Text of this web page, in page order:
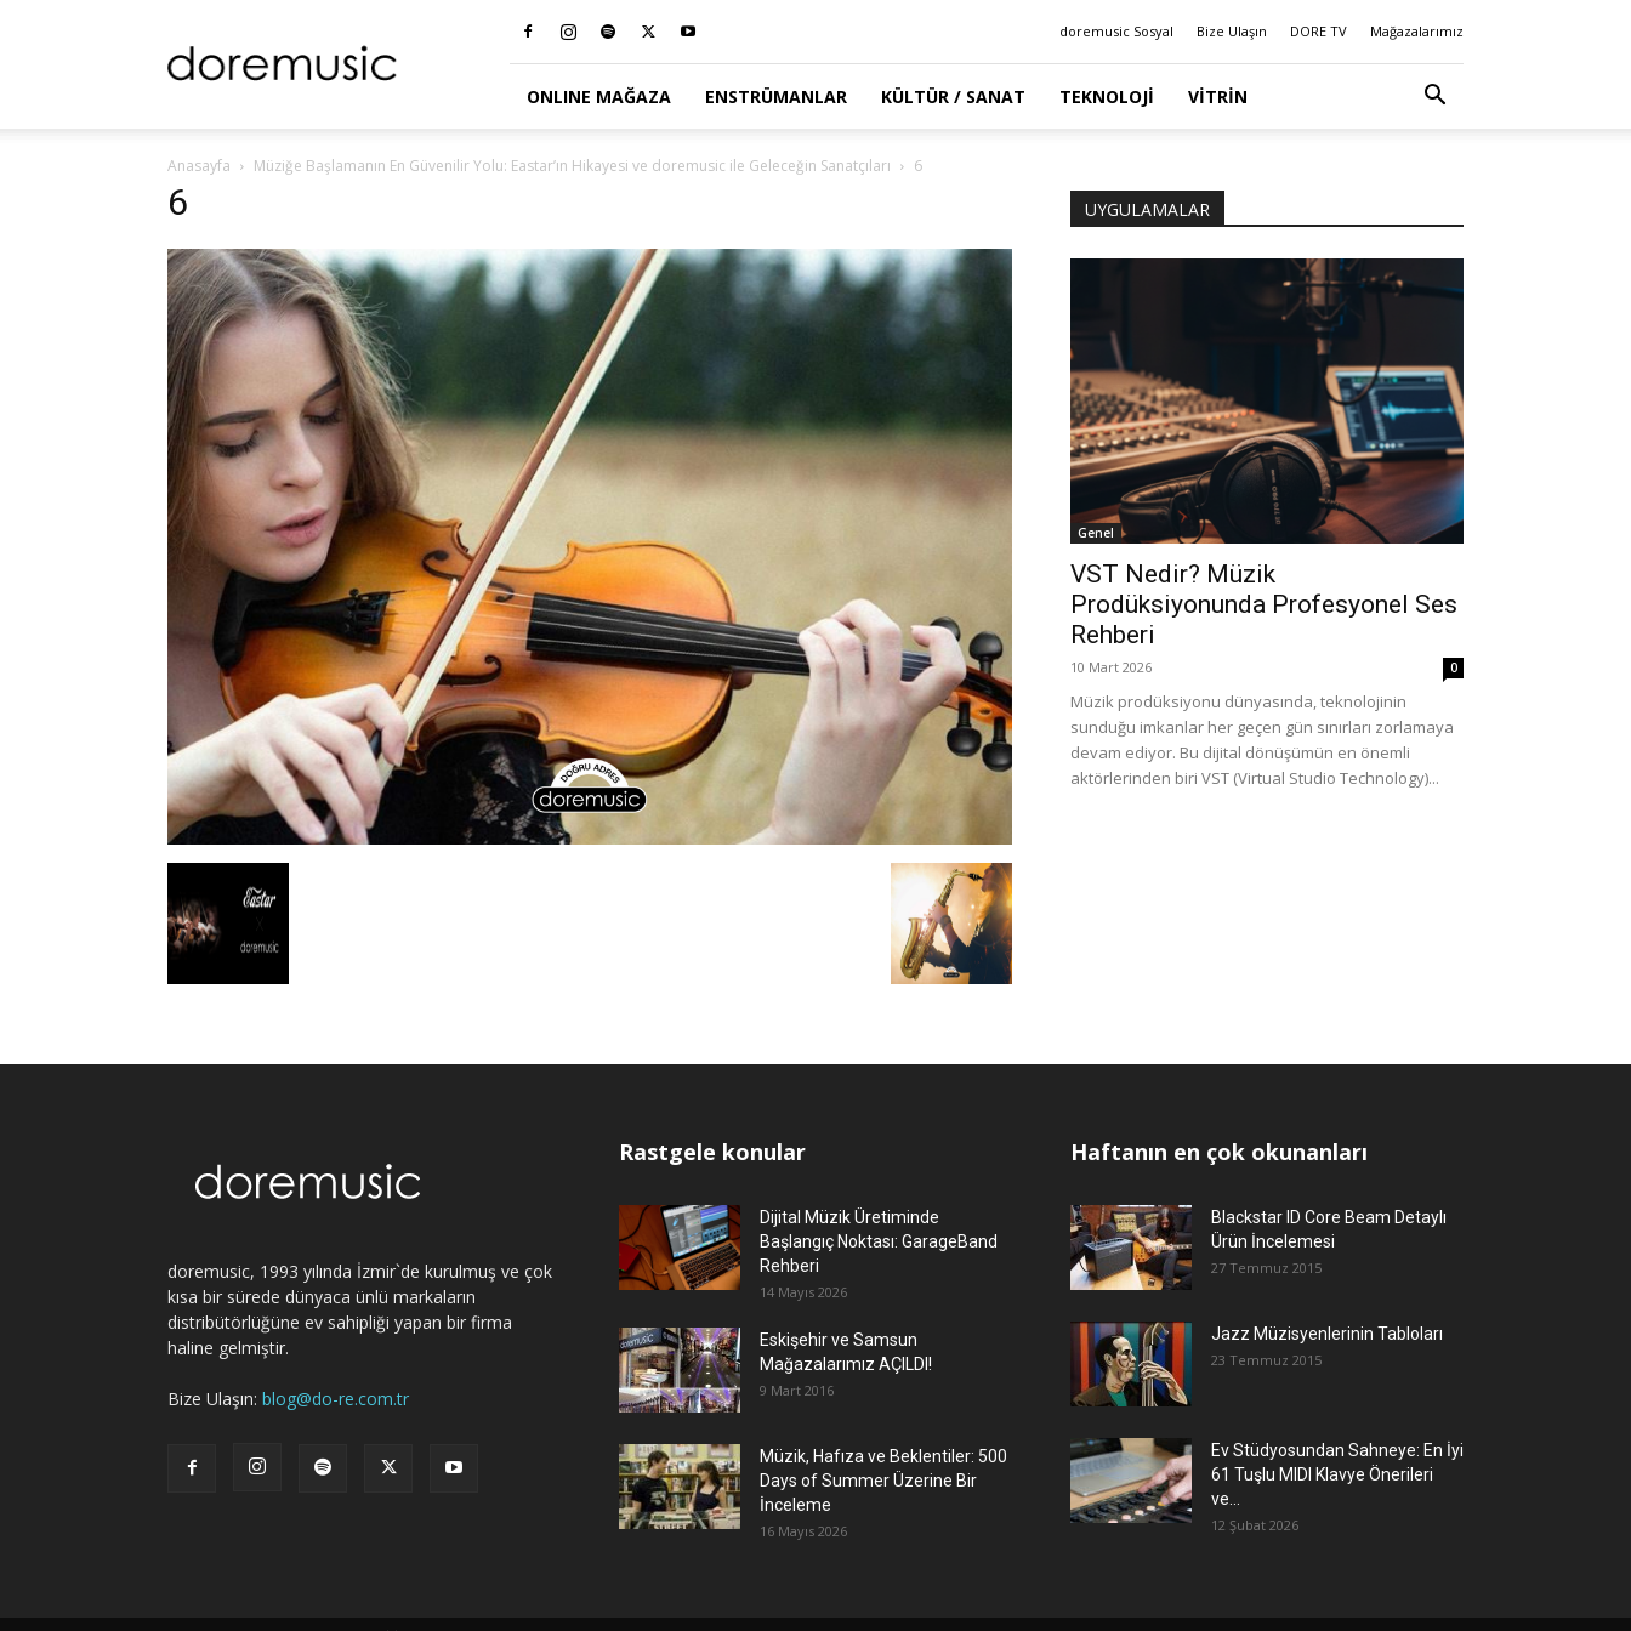
Blog
doremusic Sosyal Bize Ulaşın DORE TV Mağazalarımız
ONLINE MAĞAZA ENSTRÜMANLAR KÜLTÜR / SANAT TEKNOLOJI VITRIN
Anasayfa Müziğe Başlamanın En Güvenilir Yolu: Eastar’ın Hikayesi ve doremusic ile Geleceğin Sanatçıları 6
6 UYGULAMALAR
Genel
VST Nedir? Müzik
Prodüksiyonunda Profesyonel Ses
Rehberi
10 Mart 2026 0
Müzik prodüksiyonu dünyasında, teknolojinin
sunduğu imkanlar her geçen gün sınırları zorlamaya
devam ediyor. Bu dijital dönüşümün en önemli
aktörlerinden biri VST (Virtual Studio Technology)...
doremusic, 1993 yılında İzmir`de kurulmuş ve çok
kısa bir sürede dünyaca ünlü markaların
distribütörlüğüne ev sahipliği yapan bir firma
haline gelmiştir.
Bize Ulaşın: blog@do-re.com.tr
Rastgele konular
Dijital Müzik Üretiminde
Başlangıç Noktası: GarageBand
Rehberi
14 Mayıs 2026
Eskişehir ve Samsun
Mağazalarımız AÇILDI!
9 Mart 2016
Müzik, Hafıza ve Beklentiler: 500
Days of Summer Üzerine Bir
İnceleme
16 Mayıs 2026
Haftanın en çok okunanları
Blackstar ID Core Beam Detaylı
Ürün İncelemesi
27 Temmuz 2015
Jazz Müzisyenlerinin Tabloları
23 Temmuz 2015
Ev Stüdyosundan Sahneye: En İyi
61 Tuşlu MIDI Klavye Önerileri
ve...
12 Şubat 2026